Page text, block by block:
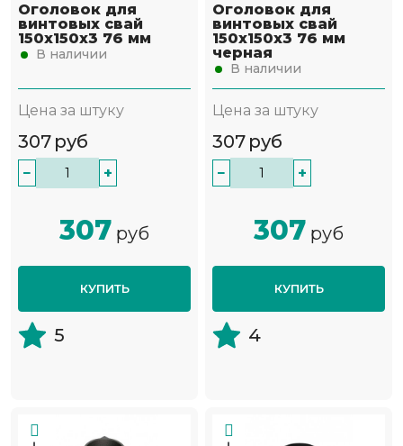
Оголовок для
винтовых свай
150х150х3 76 мм
В наличии
Цена за штуку
307 руб
− +
307 руб
КУПИТЬ
5
Оголовок для
винтовых свай
150х150х3 76 мм
черная
В наличии
Цена за штуку
307 руб
− +
307 руб
КУПИТЬ
4